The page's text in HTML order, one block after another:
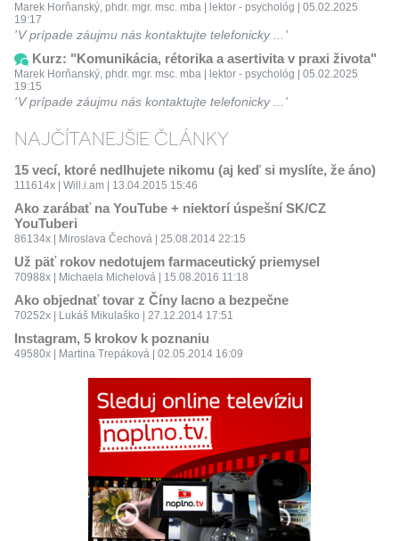
Marek Horňanský, phdr. mgr. msc. mba | lektor - psychológ | 05.02.2025
19:17
V prípade záujmu nás kontaktujte telefonicky ...
Kurz: "Komunikácia, rétorika a asertivita v praxi života"
Marek Horňanský, phdr. mgr. msc. mba | lektor - psychológ | 05.02.2025
19:15
V prípade záujmu nás kontaktujte telefonicky ...
NAJČÍTANEJŠIE ČLÁNKY
15 vecí, ktoré nedlhujete nikomu (aj keď si myslíte, že áno)
111614x | Will.i.am | 13.04.2015 15:46
Ako zarábať na YouTube + niektorí úspešní SK/CZ
YouTuberi
86134x | Miroslava Čechová | 25.08.2014 22:15
Už päť rokov nedotujem farmaceutický priemysel
70988x | Michaela Michelová | 15.08.2016 11:18
Ako objednať tovar z Číny lacno a bezpečne
70252x | Lukáš Mikulaško | 27.12.2014 17:51
Instagram, 5 krokov k poznaniu
49580x | Martina Trepáková | 02.05.2014 16:09